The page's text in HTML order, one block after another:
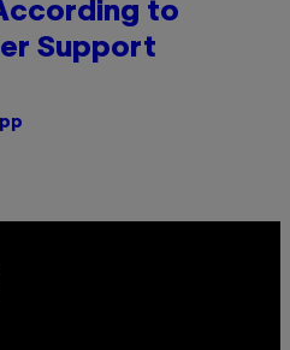
to
Support